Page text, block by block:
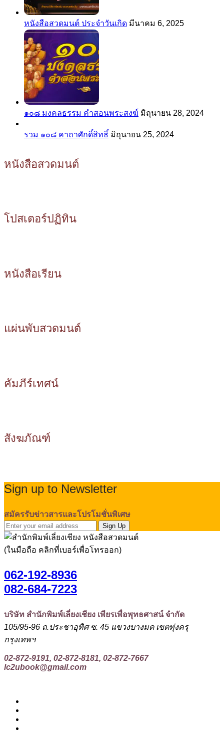
หนังสือสวดมนต์ ประจำวันเกิด มีนาคม 6, 2025
๑๐๘ มงคลธรรม คำสอนพระสงฆ์ มิถุนายน 28, 2024
รวม ๑๐๘ คาถาศักดิ์สิทธิ์ มิถุนายน 25, 2024
หนังสือสวดมนต์
โปสเตอร์ปฏิทิน
หนังสือเรียน
แผ่นพับสวดมนต์
คัมภีร์เทศน์
สังฆภัณฑ์
Sign up to Newsletter
สมัครรับข่าวสารและโปรโมชั่นพิเศษ
Sign Up
(ในมือถือ คลิกที่เบอร์เพื่อโทรออก)
062-192-8936
082-684-7223
บริษัท สำนักพิมพ์เลี่ยงเชียง เพียรเพื่อพุทธศาสน์ จำกัด
105/95-96 ถ.ประชาอุทิศ ซ. 45 แขวงบางมด เขตทุ่งครุ
กรุงเทพฯ
02-872-9191, 02-872-8181, 02-872-7667
lc2ubook@gmail.com